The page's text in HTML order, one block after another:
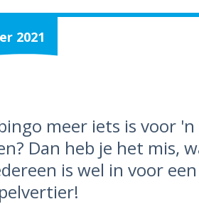
2021
meer iets is voor
Dan heb je het mis,
is wel in voor